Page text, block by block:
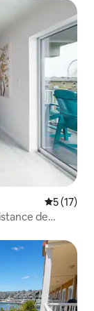
Note
5 (17)
de